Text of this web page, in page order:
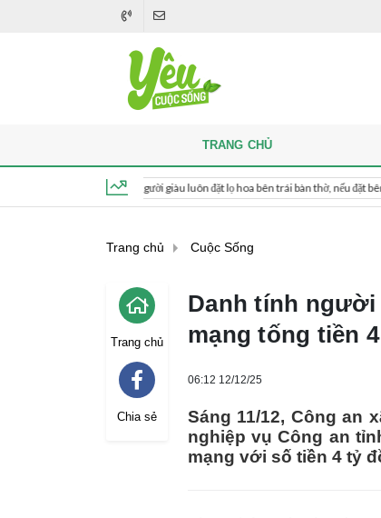
thắp hương, người giàu luôn đặt lọ hoa bên trái bàn thờ, nếu đặt bên phải thì sao?
TRANG CHỦ
Trang chủ Cuộc Sống
Trang chủ
Chia sẻ
Danh tính
mạng tống tiền
06:12 12/12/25
Sáng 11/12, Công an
nghiệp vụ Công an
mạng với số tiền 4 tỷ